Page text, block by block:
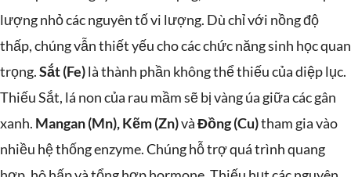
lượng nhỏ các nguyên tố vi lượng. Dù chỉ với nồng độ
thấp, chúng vẫn thiết yếu cho các chức năng sinh học quan
trọng.Sắt (Fe)là thành phần không thể thiếu của diệp lục.
Thiếu Sắt, lá non của rau mầm sẽ bị vàng úa giữa các gân
xanh. Mangan (Mn), Kẽm (Zn)vàĐồng (Cu)tham gia vào
nhiều hệ thống enzyme. Chúng hỗ trợ quá trình quang